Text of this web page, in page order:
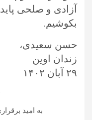
آزادی و صلحی
بکوشیم.
حسن سعیدی،
زندان اوین
۲۹ آبان ۱۴۰۲
به امید